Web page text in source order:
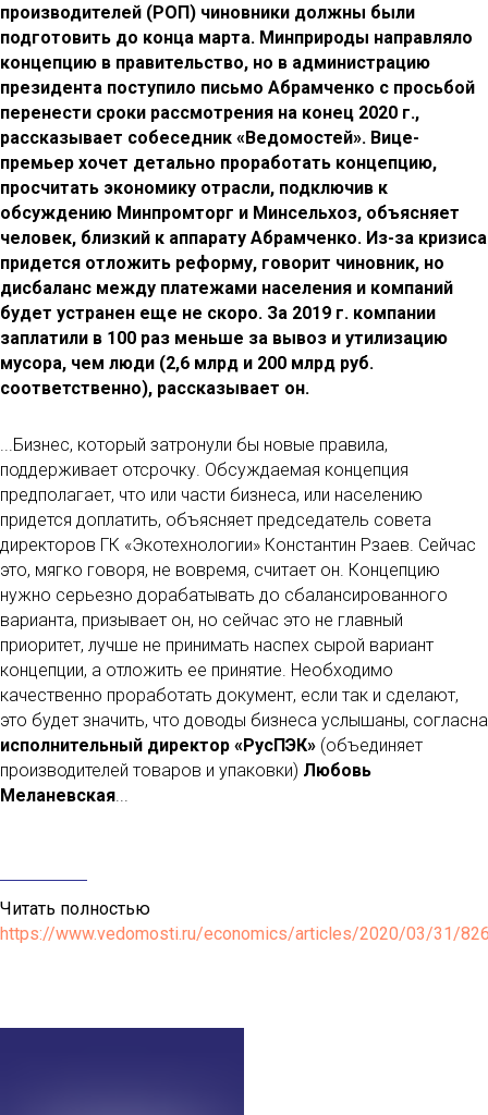
производителей (РОП) чиновники должны были
подготовить до конца марта. Минприроды направляло
концепцию в правительство, но в администрацию
президента поступило письмо Абрамченко с просьбой
перенести сроки рассмотрения на конец 2020 г.,
рассказывает собеседник «Ведомостей». Вице-
премьер хочет детально проработать концепцию,
просчитать экономику отрасли, подключив к
обсуждению Минпромторг и Минсельхоз, объясняет
человек, близкий к аппарату Абрамченко. Из-за кризиса
придется отложить реформу, говорит чиновник, но
дисбаланс между платежами населения и компаний
будет устранен еще не скоро. За 2019 г. компании
заплатили в 100 раз меньше за вывоз и утилизацию
мусора, чем люди (2,6 млрд и 200 млрд руб.
соответственно), рассказывает он.
...Бизнес, который затронули бы новые правила,
поддерживает отсрочку. Обсуждаемая концепция
предполагает, что или части бизнеса, или населению
придется доплатить, объясняет председатель совета
директоров ГК «Экотехнологии» Константин Рзаев. Сейчас
это, мягко говоря, не вовремя, считает он. Концепцию
нужно серьезно дорабатывать до сбалансированного
варианта, призывает он, но сейчас это не главный
приоритет, лучше не принимать наспех сырой вариант
концепции, а отложить ее принятие. Необходимо
качественно проработать документ, если так и сделают,
это будет значить, что доводы бизнеса услышаны, согласна
исполнительный директор «РусПЭК» (объединяет
производителей товаров и упаковки) Любовь
Меланевская...
Читать полностью
https://www.vedomosti.ru/economics/articles/2020/03/31/